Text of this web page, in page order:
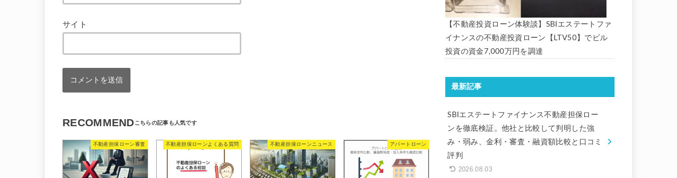
サイト
RECOMMEND
不動産担保ローン審査 不動産担保ローンよくある質問 不動産担保ローンニュース アパートローン
【不動産投資ローン体験談】SBIエステートファ
イナンスの不動産投資ローン【LTV50】でビル
投資の資金7,000万円を調達
最新記事
SBIエステートファイナンス不動産担保ロー
ンを徹底検証。他社と比較して判明した強
み・弱み、金利・審査・融資額比較と口コミ
評判
2026.08.03